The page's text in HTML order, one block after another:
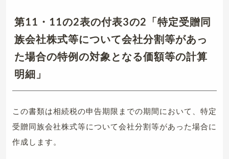
第11・11の2表の付表3の2「特定受贈同
族会社株式等について会社分割等があっ
た場合の特例の対象となる価額等の計算
明細」
この書類は相続税の申告期限までの期間において、特定
受贈同族会社株式等について会社分割等があった場合に
作成します。